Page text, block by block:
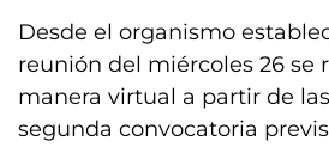
Desde el organismo
reunión del miércoles 26 se
manera virtual a partir de las
segunda convocatoria